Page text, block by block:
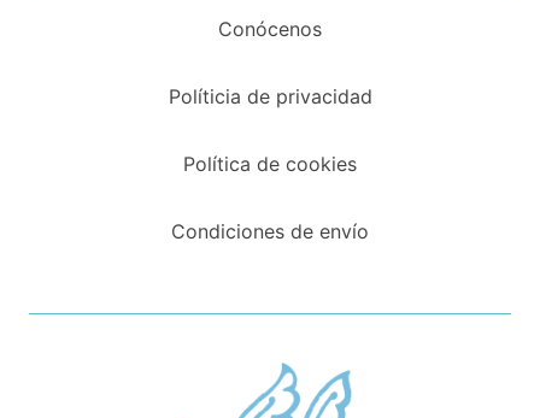
Conócenos
Políticia de privacidad
Política de cookies
Condiciones de envío